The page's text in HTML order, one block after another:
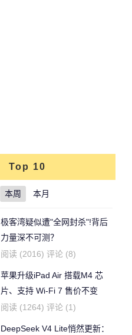
Top 10
本周 本月
极客湾疑似遭"全网封杀"!背后
力量深不可测？
阅读 (2016) 评论 (8)
苹果升级iPad Air 搭载M4 芯
片、支持 Wi‑Fi 7 售价不变
阅读 (1264) 评论 (1)
DeepSeek V4 Lite悄然更新：